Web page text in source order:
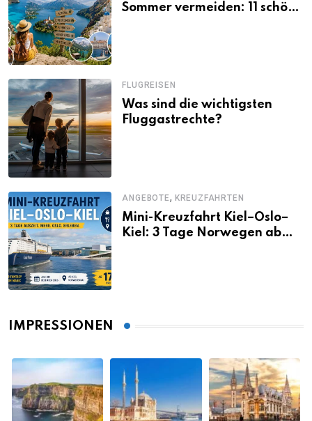
Sommer vermeiden: 11 schöne
FLUGREISEN
Was sind die wichtigsten
Fluggastrechte?
ANGEBOTE, KREUZFAHRTEN
Mini-Kreuzfahrt Kiel–Oslo–
Kiel: 3 Tage Norwegen ab
IMPRESSIONEN